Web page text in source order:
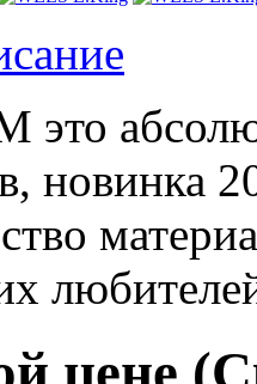
это
новинка